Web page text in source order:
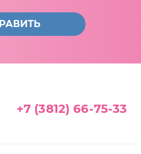
+7 (3812) 66-75-33